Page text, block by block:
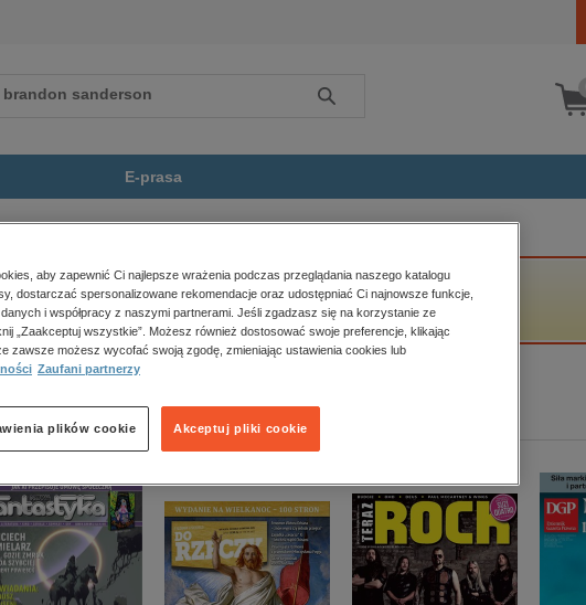
Szukaj
E-prasa
informacyjne
naukowe
aby zapewnić Ci najlepsze wrażenia podczas przeglądania naszego katalogu
dostarczać spersonalizowane rekomendacje oraz udostępniać Ci najnowsze funkcje,
i współpracy z naszymi partnerami. Jeśli zgadzasz się na korzystanie ze
„Zaakceptuj wszystkie”. Możesz również dostosować swoje preferencje, klikając
zawsze możesz wycofać swoją zgodę, zmieniając ustawienia cookies lub
Zaufani partnerzy
Akceptuj pliki cookie
plików cookie